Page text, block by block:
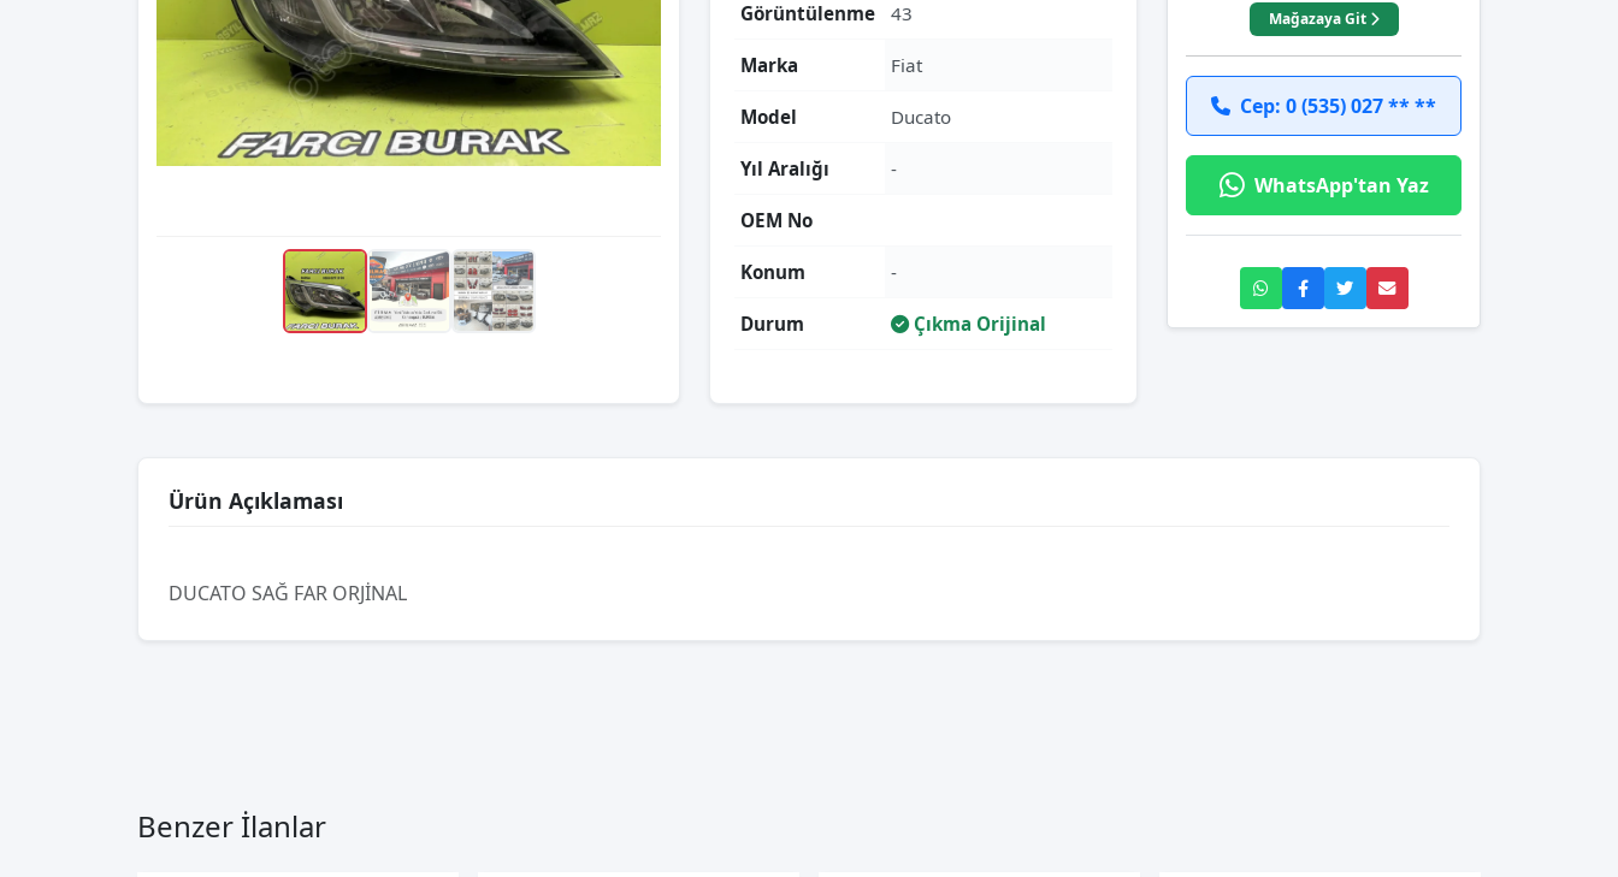
Görüntülenme 43
Marka Fiat
Model Ducato
Yıl Aralığı -
OEM No
Konum -
Durum Çıkma Orijinal
Mağazaya Git
Cep: 0 (535) 027 ** **
WhatsApp'tan Yaz
Ürün Açıklaması
DUCATO SAĞ FAR ORJİNAL
Benzer İlanlar